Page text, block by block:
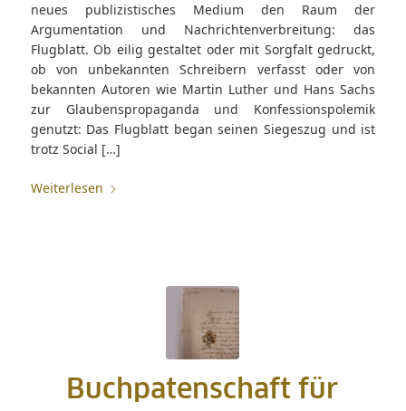
neues publizistisches Medium den Raum der
Argumentation und Nachrichtenverbreitung: das
Flugblatt. Ob eilig gestaltet oder mit Sorgfalt gedruckt,
ob von unbekannten Schreibern verfasst oder von
bekannten Autoren wie Martin Luther und Hans Sachs
zur Glaubenspropaganda und Konfessionspolemik
genutzt: Das Flugblatt began seinen Siegeszug und ist
trotz Social […]
Weiterlesen
Buchpatenschaft für